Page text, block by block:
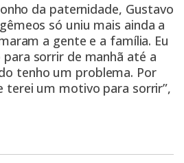
da paternidade, Gustavo
só uniu mais ainda a
a gente e a família. Eu
sorrir de manhã até a
tenho um problema. Por
terei um motivo para sorrir”,